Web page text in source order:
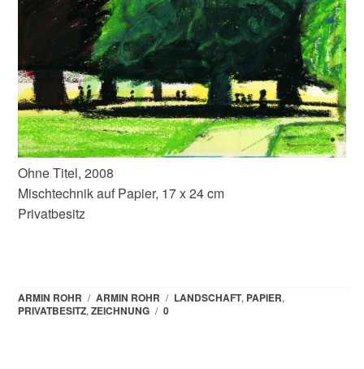
Ohne Titel, 2008
Mischtechnik auf Papier, 17 x 24 cm
Privatbesitz
ARMIN ROHR / ARMIN ROHR / LANDSCHAFT, PAPIER,
PRIVATBESITZ,ZEICHNUNG / 0